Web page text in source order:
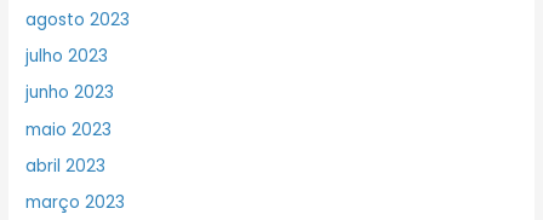
agosto 2023
julho 2023
junho 2023
maio 2023
abril 2023
março 2023